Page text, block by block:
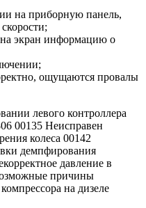
на приборную панель,
экран информацию о
ощущаются провалы
левого контроллера
00135 Неисправен
колеса 00142
демпфирования
давление в
причины
на дизеле